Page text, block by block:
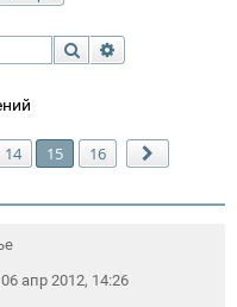
Поиск
14 15 16
06 апр 2012, 14:26